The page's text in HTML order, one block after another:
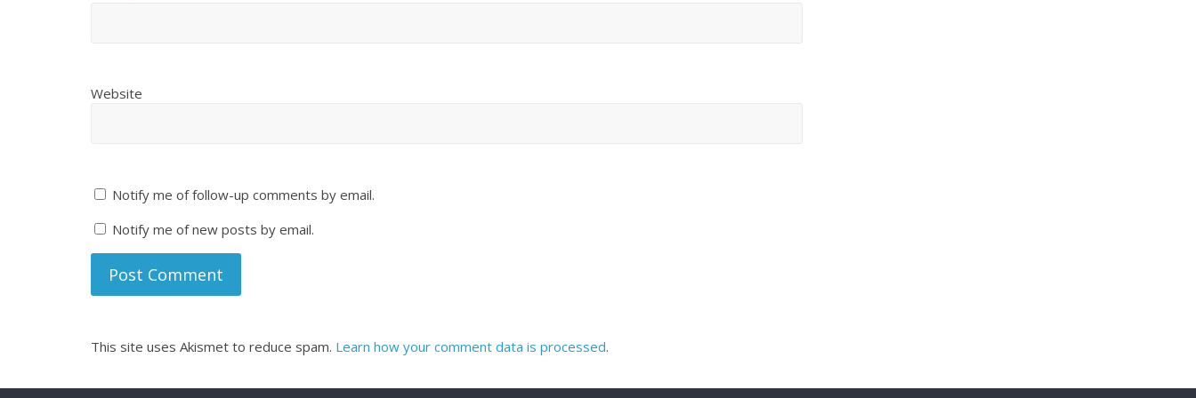
Website
Notify me of follow-up comments by email.
Notify me of new posts by email.
This site uses Akismet to reduce spam. Learn how your comment data is processed.